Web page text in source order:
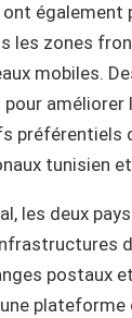
les zones
mobiles.
améliorer
préférentiels
tunisien
les deux
postaux